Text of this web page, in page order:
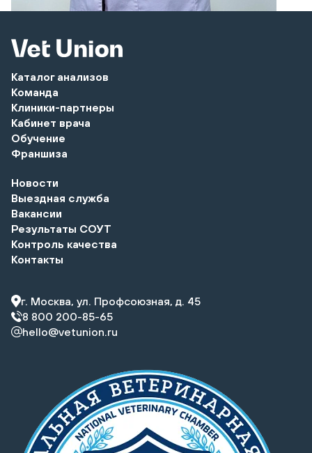
Каталог анализов
Команда
Клиники-партнеры
Кабинет врача
Обучение
Франшиза
Новости
Выездная служба
Вакансии
Результаты СОУТ
Контроль качества
Контакты
г. Москва, ул. Профсоюзная, д. 45
8 800 200-85-65
hello@vetunion.ru